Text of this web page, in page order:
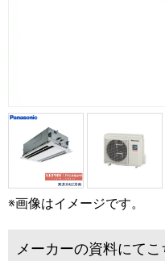
※画像はイメージです。
メーカーの資料にて